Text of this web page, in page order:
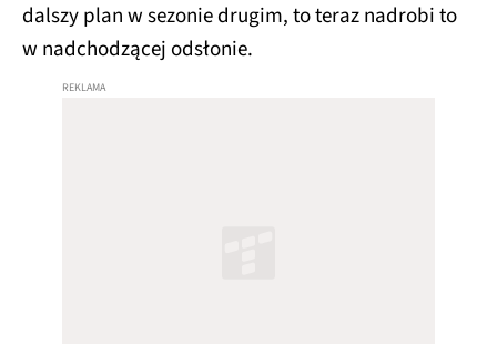
dalszy plan w sezonie drugim, to teraz nadrobi to
w nadchodzącej odsłonie.